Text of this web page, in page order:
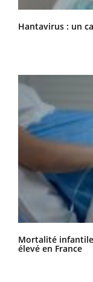
Hantavirus : un
Mortalité
élevé en France